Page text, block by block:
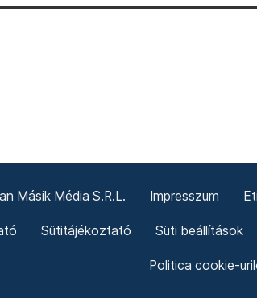
Másik Média S.R.L. Impresszum
Sütitájékoztató Süti beállítások
Politica cookie-